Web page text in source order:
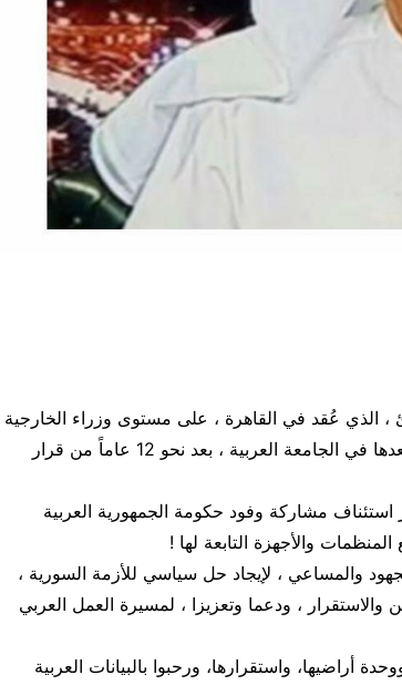
، الذي عُقد في القاهرة ، على مستوى وزراء الخارجية
العرب ، إعادة حكومة الجمهورية العربية السورية لشغل مقعدها في الجامعة العربية ، بعد نحو 12 عاماً من قرار
استئناف مشاركة وفود حكومة الجمهورية العربية
والأجهزة التابعة لها !
والمساعي ، لإيجاد حل سياسي للأزمة السورية ،
والاستقرار ، ودعما وتعزيزا ، لمسيرة العمل العربي
أراضيها، واستقرارها، ورحبوا بالبيانات العربية